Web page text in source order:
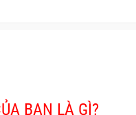
BẠN LÀ GÌ?